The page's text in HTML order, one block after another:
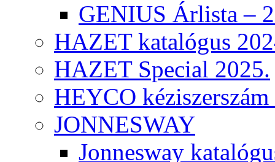
GENIUS Árlista –
HAZET katalógus
HAZET Special 2025.
HEYCO
JONNESWAY
Jonnesway